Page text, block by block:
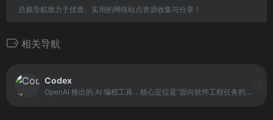
总裁导航致力于优质、实用的网络站点资源收集与分享！
相关导航
Codex
OpenAI 推出的 AI 编程工具，核心定位是“面向软件工程任务的自动化助手”。它基于 codex-1 模型构建，该模型源自 o3 系列，并针对代码理解与执行场景进行了专门优化。